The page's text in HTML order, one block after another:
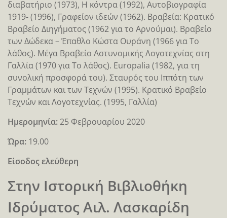
διαβατήριο (1973), Η κόντρα (1992), Αυτοβιογραφία
1919- (1996), Γραφείον ιδεών (1962). Βραβεία: Κρατικό
Βραβείο Διηγήματος (1962 για το Αρνούμαι). Βραβείο
των Δώδεκα – Έπαθλο Κώστα Ουράνη (1966 για Το
λάθος). Μέγα Βραβείο Αστυνομικής Λογοτεχνίας στη
Γαλλία (1970 για Το λάθος). Europalia (1982, για τη
συνολική προσφορά του). Σταυρός του Ιππότη των
Γραμμάτων και των Τεχνών (1995). Κρατικό Βραβείο
Τεχνών και Λογοτεχνίας. (1995, Γαλλία)
Ημερομηνία:25 Φεβρουαρίου 2020
Ώρα: 19.00
Είσοδος ελεύθερη
Στην Ιστορική Βιβλιοθήκη
Ιδρύματος Αιλ. Λασκαρίδη